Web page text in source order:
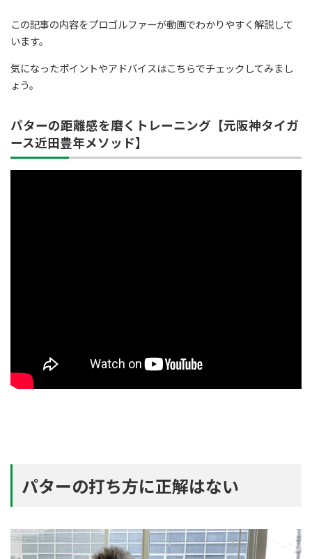
この記事の内容をプロゴルファーが動画でわかりやすく解説して
います。
気になったポイントやアドバイスはこちらでチェックしてみまし
ょう。
パターの距離感を磨くトレーニング【元阪神タイガ
ース近田豊年メソッド】
パターの打ち方に正解はない